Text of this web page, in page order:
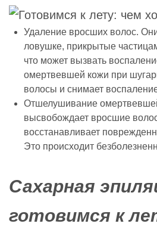
Удаление вросших волос.
ловушке, прикрытые
что может вызвать
омертвевшей кожи при
волосы и снимает
Отшелушивание
высвобождает вросшие
восстанавливает
Это происходит
Сахарная
готовимся к